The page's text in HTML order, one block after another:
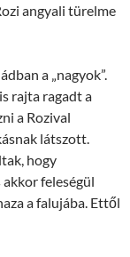
angyali türelme
a „nagyok”.
rajta ragadt a
a Rozival
látszott.
hogy
akkor feleségül
a falujába. Ettől